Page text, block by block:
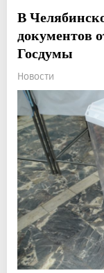
В
документов
Госдумы
Новости